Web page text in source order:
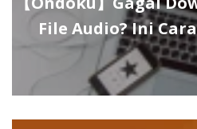
File Audio? Ini